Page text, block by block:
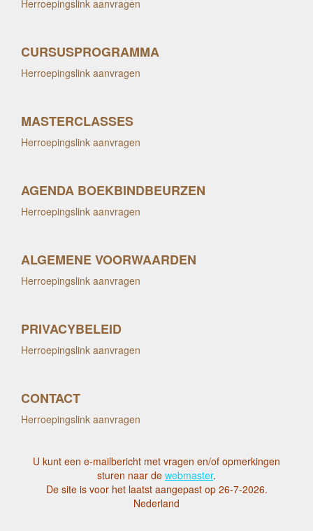
Herroepingslink aanvragen
CURSUSPROGRAMMA
Herroepingslink aanvragen
MASTERCLASSES
Herroepingslink aanvragen
AGENDA BOEKBINDBEURZEN
Herroepingslink aanvragen
ALGEMENE VOORWAARDEN
Herroepingslink aanvragen
PRIVACYBELEID
Herroepingslink aanvragen
CONTACT
Herroepingslink aanvragen
U kunt een e-mailbericht met vragen en/of opmerkingen
sturen naar de webmaster.
De site is voor het laatst aangepast op 26-7-2026.
Nederland